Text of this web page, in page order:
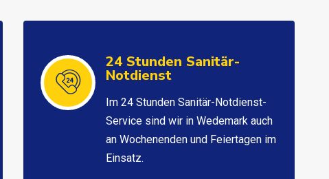
24 Stunden Sanitär-
Notdienst
Im 24 Stunden Sanitär-Notdienst-
Service sind wir in Wedemark auch
an Wochenenden und Feiertagen im
Einsatz.